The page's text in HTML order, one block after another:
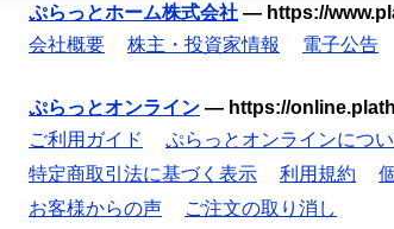
ぷらっとホーム株式会社 — https://
会社概要
株主・投資家情報 電子公告
ぷらっとオンライン — https://
ご利用ガイド
ぷらっとオンラインにつ
特定商取引法に基づく表示
利用規約
お客様からの声
ご注文の取り消し